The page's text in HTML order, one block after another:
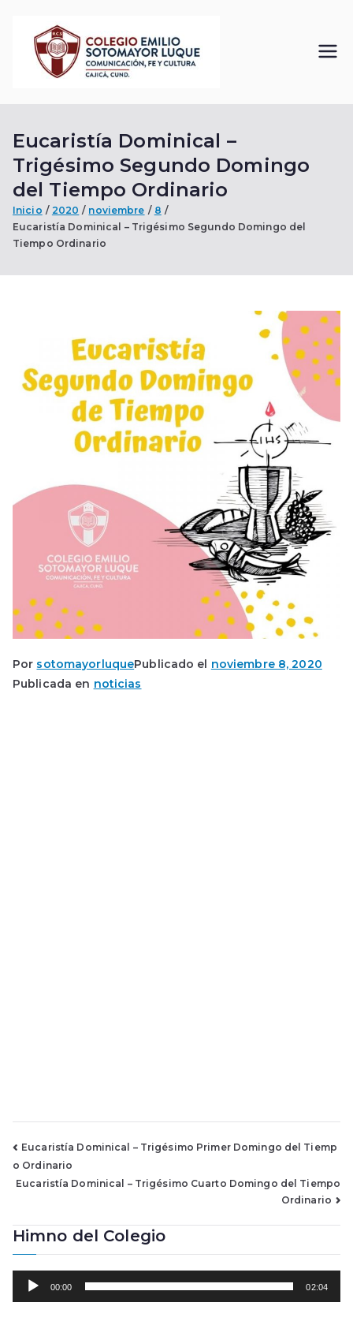
contenido
Emilio
Sotom
ayor
Luque
Comunicación, Fe
Eucaristía Dominical –
Trigésimo Segundo Domingo
del Tiempo Ordinario
Inicio 2020 noviembre
8
Eucaristía Dominical – Trigésimo Segundo Domingo del
Tiempo Ordinario
Por sotomayorluquePublicado el noviembre 8, 2020
Publicada en noticias
Navegación
de
entradas
Eucaristía Dominical – Trigésimo Primer Domingo del Tiemp
o Ordinario
Eucaristía Dominical – Trigésimo Cuarto Domingo del Tiempo
Ordinario
Himno del Colegio
00:00 02:04